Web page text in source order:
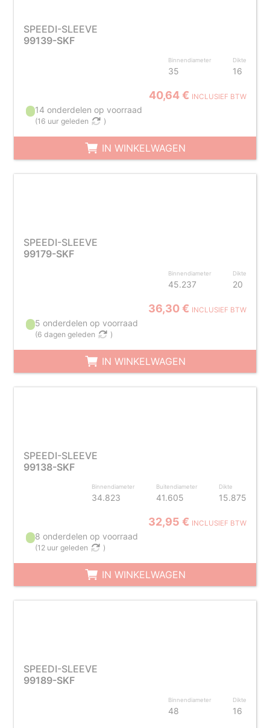
SPEEDI-SLEEVE
99139-SKF
Binnendiameter
35
Dikte
16
40,64 € INCLUSIEF BTW
14 onderdelen op voorraad
(16 uur geleden )
IN WINKELWAGEN
SPEEDI-SLEEVE
99179-SKF
Binnendiameter
45.237
Dikte
20
36,30 € INCLUSIEF BTW
5 onderdelen op voorraad
(6 dagen geleden )
IN WINKELWAGEN
SPEEDI-SLEEVE
99138-SKF
Binnendiameter
34.823
Buitendiameter
41.605
Dikte
15.875
32,95 € INCLUSIEF BTW
8 onderdelen op voorraad
(12 uur geleden )
IN WINKELWAGEN
SPEEDI-SLEEVE
99189-SKF
Binnendiameter
48
Dikte
16